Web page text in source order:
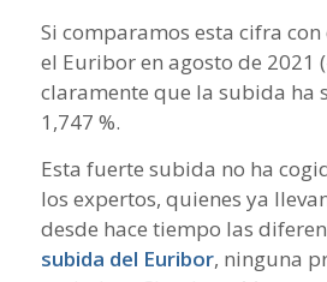
Si comparamos esta cifra
el Euribor en agosto de 2021
claramente que la subida ha
1,747 %.
Esta fuerte subida no ha
los expertos, quienes ya
desde hace tiempo las
subida del Euribor, ninguna